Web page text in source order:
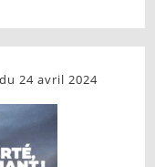
24 avril 2024